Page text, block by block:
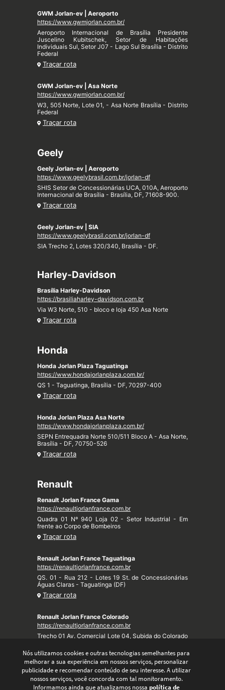
GWM Jorlan-ev | Aeroporto
https://www.gwmjorlan.com.br/
Aeroporto Internacional de Brasília Presidente
Juscelino Kubitschek, Setor de Habitações
Individuais Sul, Setor J07 - Lago Sul Brasília - Distrito
Federal
Traçar rota
GWM Jorlan-ev | Asa Norte
https://www.gwmjorlan.com.br/
W3, 505 Norte, Lote 01, - Asa Norte Brasília - Distrito
Federal
Traçar rota
Geely
Geely Jorlan-ev | Aeroporto
https://www.geelybrasil.com.br/jorlan-df
SHIS Setor de Concessionárias UCA, 010A, Aeroporto
Internacional de Brasília - Brasília, DF, 71608-900.
Traçar rota
Geely Jorlan-ev | SIA
https://www.geelybrasil.com.br/jorlan-df
SIA Trecho 2, Lotes 320/340, Brasília - DF.
Harley-Davidson
Brasília Harley-Davidson
https://brasiliaharley-davidson.com.br
Via W3 Norte, 510 - bloco e loja 450 Asa Norte
Traçar rota
Honda
Honda Jorlan Plaza Taguatinga
https://www.hondajorlanplaza.com.br/
QS 1 - Taguatinga, Brasília - DF, 70297-400
Traçar rota
Honda Jorlan Plaza Asa Norte
https://www.hondajorlanplaza.com.br/
SEPN Entrequadra Norte 510/511 Bloco A - Asa Norte,
Brasília - DF, 70750-526
Traçar rota
Renault
Renault Jorlan France Gama
https://renaultjorlanfrance.com.br
Quadra 01 Nº 940 Loja 02 - Setor Industrial - Em
frente ao Corpo de Bombeiros
Traçar rota
Renault Jorlan France Taguatinga
https://renaultjorlanfrance.com.br
QS. 01 - Rua 212 - Lotes 19 St. de Concessionárias
Águas Claras - Taguatinga (DF)
Traçar rota
Renault Jorlan France Colorado
https://renaultjorlanfrance.com.br
Trecho 01 Av. Comercial Lote 04, Subida do Colorado
Traçar rota
Nós utilizamos cookies e outras tecnologias semelhantes para
melhorar a sua experiência em nossos serviços, personalizar
publicidade e recomendar conteúdo de seu interesse. A utilizar
nossos serviços, você concorda com tal monitoramento.
Informamos ainda que atualizamos nossa política de